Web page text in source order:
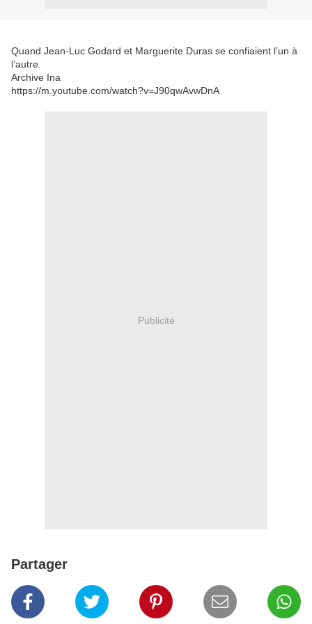
Quand Jean-Luc Godard et Marguerite Duras se confiaient l’un à
l’autre.
Archive Ina
https://m.youtube.com/watch?v=J90qwAvwDnA
Publicité
Partager